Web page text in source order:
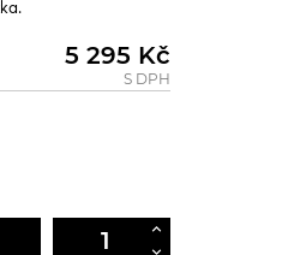
5 295 Kč
S DPH